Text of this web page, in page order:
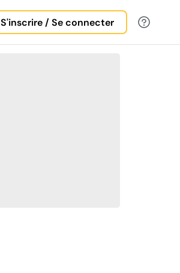
S'inscrire / Se connecter